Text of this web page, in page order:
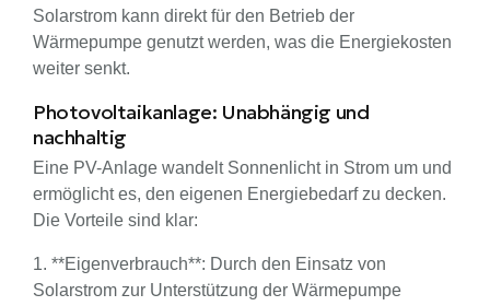
Solarstrom kann direkt für den Betrieb der
Wärmepumpe genutzt werden, was die Energiekosten
weiter senkt.
Photovoltaikanlage: Unabhängig und
nachhaltig
Eine PV-Anlage wandelt Sonnenlicht in Strom um und
ermöglicht es, den eigenen Energiebedarf zu decken.
Die Vorteile sind klar:
1. **Eigenverbrauch**: Durch den Einsatz von
Solarstrom zur Unterstützung der Wärmepumpe